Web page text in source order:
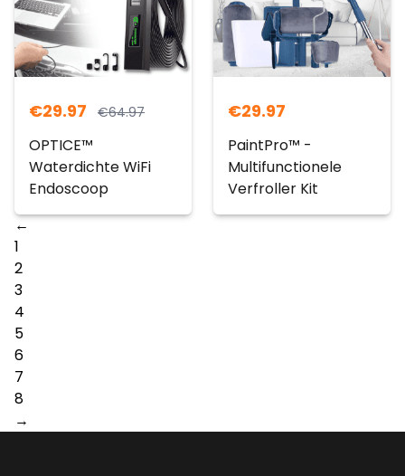
€29.97 €64.97
OPTICE™
Waterdichte WiFi
Endoscoop
€29.97
PaintPro™ -
Multifunctionele
Verfroller Kit
←
1
2
3
4
5
6
7
8
→